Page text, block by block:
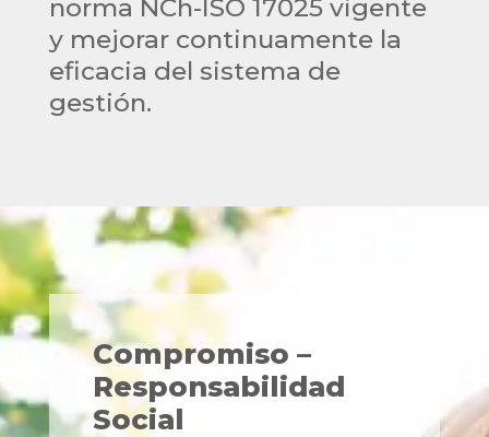
norma NCh-ISO 17025 vigente
y mejorar continuamente la
eficacia del sistema de
gestión.
Compromiso –
Responsabilidad
Social